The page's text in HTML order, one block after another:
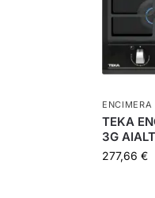
ENCIMERA
TEKA
3G
277,66 €